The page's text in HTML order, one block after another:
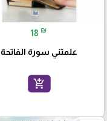
18 ₪
علمتني سورة الفاتحة
add_shopping_cart